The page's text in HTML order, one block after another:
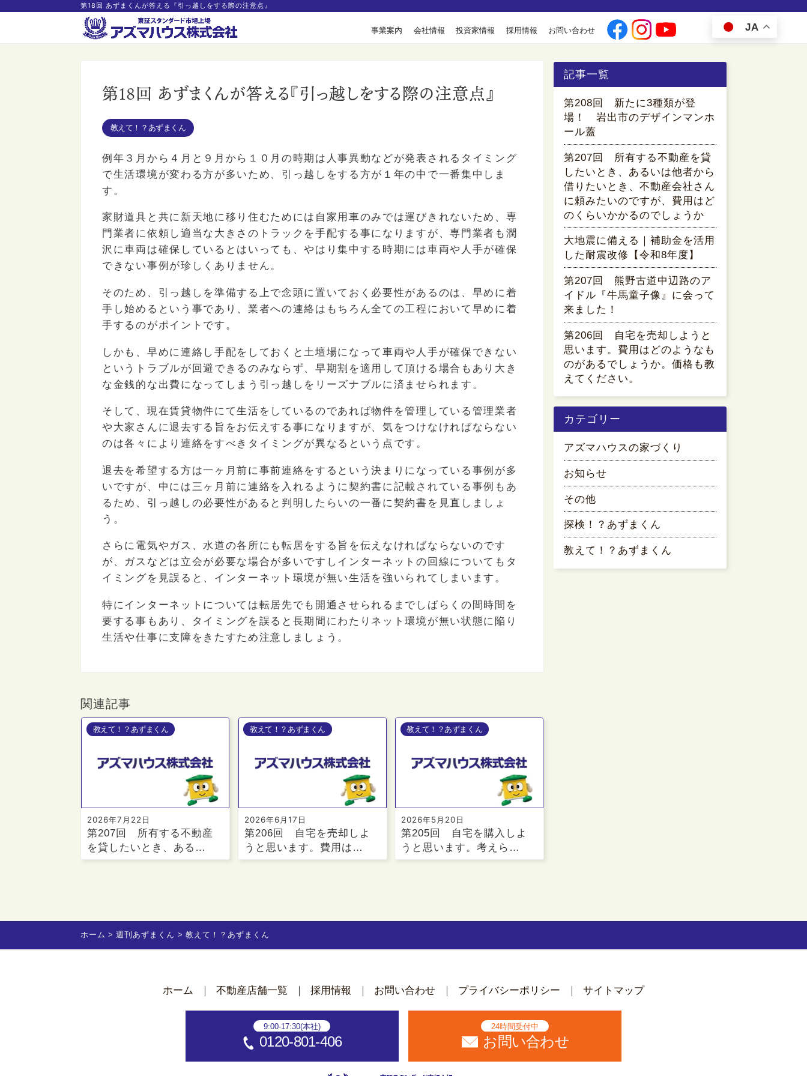
第18回 あずまくんが答える『引っ越しをする際の注意点』
事業案内 会社情報 投資家情報 採用情報 お問い合わせ JA
第18回 あずまくんが答える『引っ越しをする際の注意点』
教えて！？あずまくん
例年３月から４月と９月から１０月の時期は人事異動などが発表されるタイミング
で生活環境が変わる方が多いため、引っ越しをする方が１年の中で一番集中しま
す。
家財道具と共に新天地に移り住むためには自家用車のみでは運びきれないため、専
門業者に依頼し適当な大きさのトラックを手配する事になりますが、専門業者も潤
沢に車両は確保しているとはいっても、やはり集中する時期には車両や人手が確保
できない事例が珍しくありません。
そのため、引っ越しを準備する上で念頭に置いておく必要性があるのは、早めに着
手し始めるという事であり、業者への連絡はもちろん全ての工程において早めに着
手するのがポイントです。
しかも、早めに連絡し手配をしておくと土壇場になって車両や人手が確保できない
というトラブルが回避できるのみならず、早期割を適用して頂ける場合もあり大き
な金銭的な出費になってしまう引っ越しをリーズナブルに済ませられます。
そして、現在賃貸物件にて生活をしているのであれば物件を管理している管理業者
や大家さんに退去する旨をお伝えする事になりますが、気をつけなければならない
のは各々により連絡をすべきタイミングが異なるという点です。
退去を希望する方は一ヶ月前に事前連絡をするという決まりになっている事例が多
いですが、中には三ヶ月前に連絡を入れるように契約書に記載されている事例もあ
るため、引っ越しの必要性があると判明したらいの一番に契約書を見直しましょ
う。
さらに電気やガス、水道の各所にも転居をする旨を伝えなければならないのです
が、ガスなどは立会が必要な場合が多いですしインターネットの回線についてもタ
イミングを見誤ると、インターネット環境が無い生活を強いられてしまいます。
特にインターネットについては転居先でも開通させられるまでしばらくの間時間を
要する事もあり、タイミングを誤ると長期間にわたりネット環境が無い状態に陥り
生活や仕事に支障をきたすため注意しましょう。
関連記事
教えて！？あずまくん
2026年7月22日
第207回 所有する不動産
を貸したいとき、ある…
教えて！？あずまくん
2026年6月17日
第206回 自宅を売却しよ
うと思います。費用は…
教えて！？あずまくん
2026年5月20日
第205回 自宅を購入しよ
うと思います。考えら…
記事一覧
第208回 新たに3種類が登
場！ 岩出市のデザインマンホ
ール蓋
第207回 所有する不動産を貸
したいとき、あるいは他者から
借りたいとき、不動産会社さん
に頼みたいのですが、費用はど
のくらいかかるのでしょうか
大地震に備える｜補助金を活用
した耐震改修【令和8年度】
第207回 熊野古道中辺路のア
イドル『牛馬童子像』に会って
来ました！
第206回 自宅を売却しようと
思います。費用はどのようなも
のがあるでしょうか。価格も教
えてください。
カテゴリー
アズマハウスの家づくり
お知らせ
その他
探検！？あずまくん
教えて！？あずまくん
ホーム 週刊あずまくん 教えて！？あずまくん
ホーム 不動産店舗一覧 採用情報 お問い合わせ プライバシーポリシー サイトマップ
9:00-17:30(本社)
0120-801-406
24時間受付中
お問い合わせ